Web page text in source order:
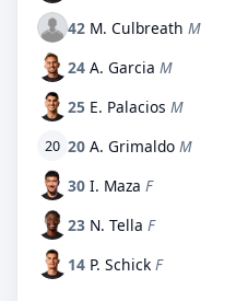
42 M. Culbreath M
24 A. Garcia M
25 E. Palacios M
20 20 A. Grimaldo M
30 I. Maza F
23 N. Tella F
14 P. Schick F